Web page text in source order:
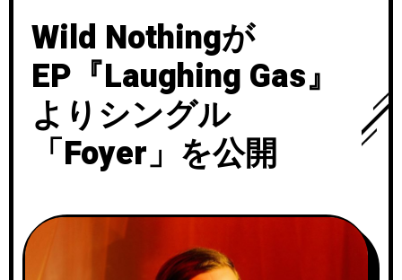
Wild Nothingが
EP『Laughing Gas』
よりシングル
「Foyer」を公開